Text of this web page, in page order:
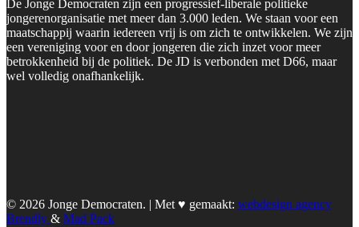
De Jonge Democraten zijn een progressief-liberale politieke
jongerenorganisatie met meer dan 3.000 leden. We staan voor een
maatschappij waarin iedereen vrij is om zich te ontwikkelen. We zijn
een vereniging voor en door jongeren die zich inzet voor meer
betrokkenheid bij de politiek. De JD is verbonden met D66, maar
wel volledig onafhankelijk.
© 2026 Jonge Democraten. | Met ♥︎ gemaakt: webdesign agency
Brendly & Mad Pack